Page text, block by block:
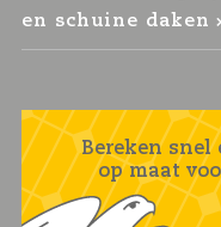
en schuine daken
Bereken snel
op maat